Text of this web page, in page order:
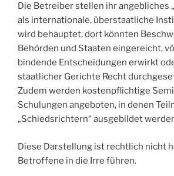
Die Betreiber stellen ihr angebliches
als internationale, überstaatliche
wird behauptet, dort könnten
Behörden und Staaten eingereicht,
bindende Entscheidungen erwirkt
staatlicher Gerichte Recht
Zudem werden kostenpflichtige
Schulungen angeboten, in denen
„Schiedsrichtern“ ausgebildet
Diese Darstellung ist rechtlich nicht
Betroffene in die Irre führen.